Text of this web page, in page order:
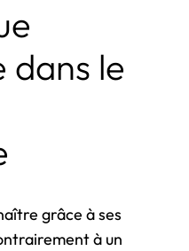
dans le
grâce à ses
à un